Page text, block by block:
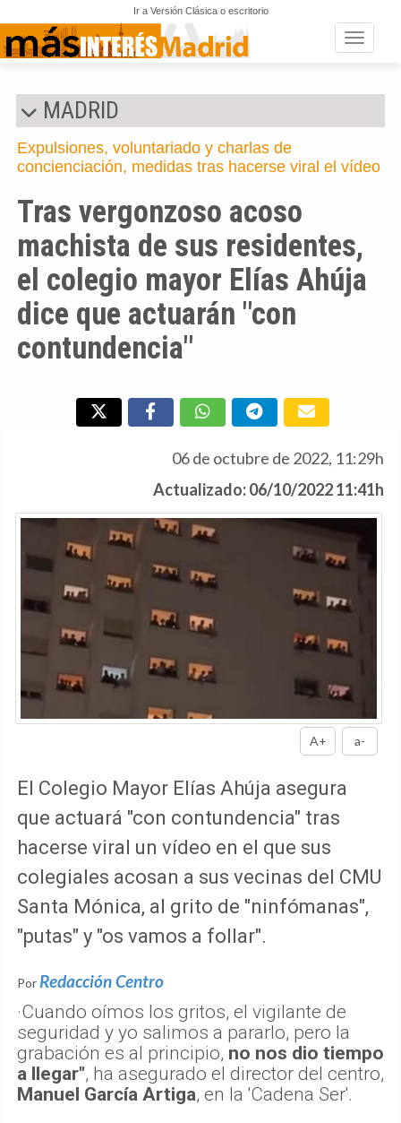
Ir a Versión Clásica o escritorio
Toggle
MADRID
Expulsiones, voluntariado y charlas de
concienciación, medidas tras hacerse viral el vídeo
Tras vergonzoso acoso
machista de sus residentes,
el colegio mayor Elías Ahúja
dice que actuarán "con
contundencia"
06 de octubre de 2022, 11:29h
Actualizado: 06/10/2022 11:41h
A+ a-
El Colegio Mayor Elías Ahúja asegura
que actuará "con contundencia" tras
hacerse viral un vídeo en el que sus
colegiales acosan a sus vecinas del CMU
Santa Mónica, al grito de "ninfómanas",
"putas" y "os vamos a follar".
Por Redacción Centro
·Cuando oímos los gritos, el vigilante de
seguridad y yo salimos a pararlo, pero la
grabación es al principio, no nos dio tiempo
a llegar", ha asegurado el director del centro,
Manuel García Artiga, en la 'Cadena Ser'.